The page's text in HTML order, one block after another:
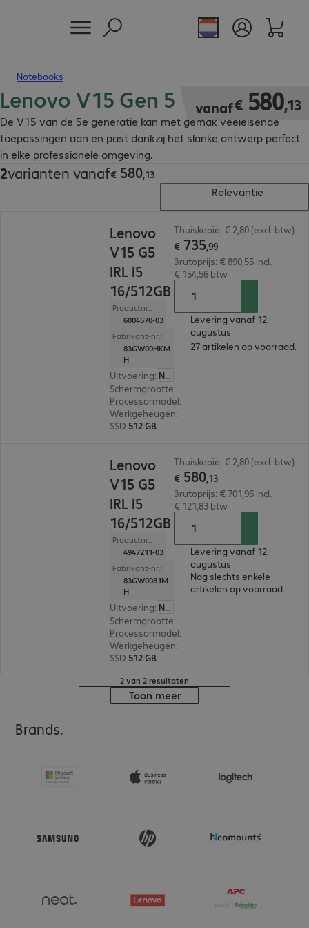
Notebooks
Lenovo V15 Gen 5
De V15 van de 5e generatie kan met gemak veeleisende
toepassingen aan en past dankzij het slanke ontwerp perfect
in elke professionele omgeving.
vanaf€ 580,13
€ 580,13
2varianten vanaf€ 580,13
€ 580,13
Relevantie
Lenovo
V15 G5
IRL i5
16/512GB
Productnr.:
6004570-03
Fabrikant-nr.:
83GW00HKM
H
Uitvoering:
Nederland
Schermgrootte:
Processormodel:
Werkgeheugen:
SSD:512 GB
Thuiskopie: € 2,80 (excl. btw)
€ 735,99
Brutoprijs: € 890,55 incl.
€ 154,56 btw
Levering vanaf 12.
augustus
27 artikelen op voorraad.
Lenovo
V15 G5
IRL i5
16/512GB
Productnr.:
4947211-03
Fabrikant-nr.:
83GW0081M
H
Uitvoering:
Nederland
Schermgrootte:
Processormodel:
Werkgeheugen:
SSD:512 GB
Thuiskopie: € 2,80 (excl. btw)
€ 580,13
Brutoprijs: € 701,96 incl.
€ 121,83 btw
Levering vanaf 12.
augustus
Nog slechts enkele
artikelen op voorraad.
2 van 2 resultaten
Toon meer
Brands.